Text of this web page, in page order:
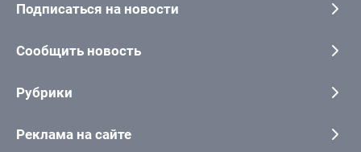
Подписаться на новости
Сообщить новость
Рубрики
Реклама на сайте